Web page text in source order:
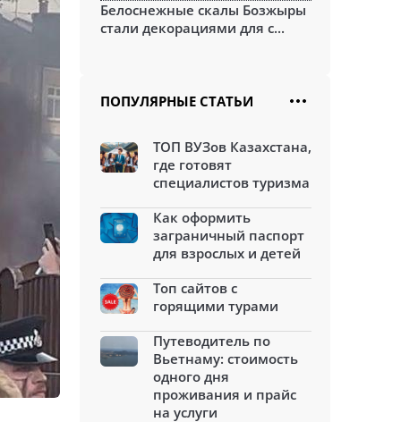
Белоснежные скалы Бозжыры
стали декорациями для с...
ПОПУЛЯРНЫЕ СТАТЬИ
ТОП ВУЗов Казахстана,
где готовят
специалистов туризма
Как оформить
заграничный паспорт
для взрослых и детей
Топ сайтов с
горящими турами
Путеводитель по
Вьетнаму: стоимость
одного дня
проживания и прайс
на услуги